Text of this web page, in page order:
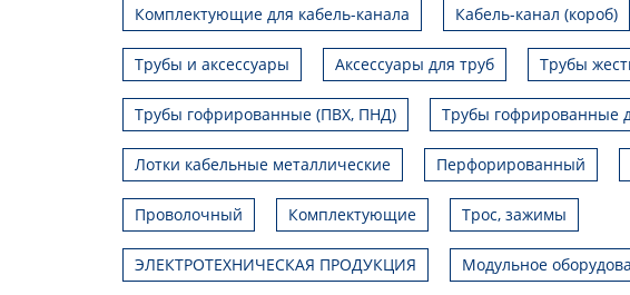
Комплектующие для кабель-канала Кабель-канал (короб)
Трубы и аксессуары Аксессуары для труб Трубы
Трубы гофрированные (ПВХ, ПНД) Трубы гофрированные
Лотки кабельные металлические Перфорированный
Проволочный Комплектующие Трос, зажимы
ЭЛЕКТРОТЕХНИЧЕСКАЯ ПРОДУКЦИЯ Модульное